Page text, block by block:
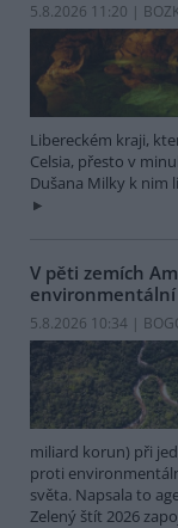
5.8.2026 11:20 |
Libereckém kraji,
Celsia, přesto v
Dušana Milky k nim
V pěti zemích
5.8.2026 10:34 |
miliard korun) při
proti
světa. Napsala to
Zelený štít 2026